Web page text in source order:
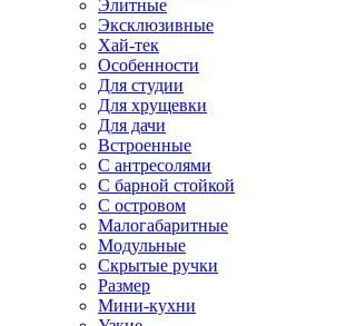
Элитные
Эксклюзивные
Хай-тек
Особенности
Для студии
Для хрущевки
Для дачи
Встроенные
С антресолями
С барной стойкой
С островом
Малогабаритные
Модульные
Скрытые ручки
Размер
Мини-кухни